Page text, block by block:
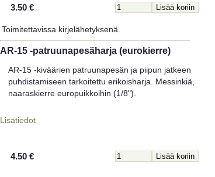
3.50 €
Toimitettavissa kirjelähetyksenä.
AR-15 -patruunapesäharja (eurokierre)
AR-15 -kiväärien patruunapesän ja piipun jatkeen
puhdistamiseen tarkoitettu erikoisharja. Messinkiä,
naaraskierre europuikkoihin (1/8").
Lisätiedot
4.50 €